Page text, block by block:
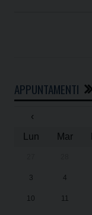
APPUNTAMENTI
‹
Lun
Mar
3 4
10 11